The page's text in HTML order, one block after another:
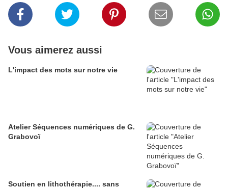
Vous aimerez aussi
L'impact des mots sur notre vie
Atelier Séquences numériques de G.
Grabovoï
Soutien en lithothérapie.... sans